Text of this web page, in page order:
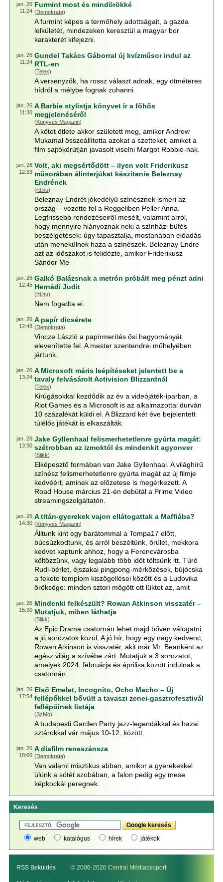
jan. 26
11:24
Furmint most és mindörökké
(Demokrata)
A furmint képes a termőhely adottságait, a gazda
lelkületét, mindezeken keresztül a magyar bor
karakterét kifejezni.
jan. 26
11:24
Gundel Takács Gáborral új kvízműsor indul az
RTL-en
(Telex)
A versenyzők, ha rossz választ adnak, egy ötméteres
hídról a mélybe fognak zuhanni.
jan. 26
11:30
A Barbie stylistja könyvet ír a főhős
megjelenéséről
(Könyves Magazin)
A kötet ötlete akkor született meg, amikor Andrew
Mukamal összeállította azokat a szetteket, amiket a
film sajtókörútján javasolt viselni Margot Robbie-nak.
jan. 26
12:33
Volt, aki megsértődött – ilyen volt Friderikusz
műsorában álinterjúkat készítenie Beleznay
Endrének
(rtl.hu)
Beleznay Endrét jókedélyű színésznek ismeri az
ország – vezette fel a Reggeliben Peller Anna.
Legfrissebb rendezéseiről mesélt, valamint arról,
hogy mennyire hiányoznak neki a színházi büfés
beszélgetések: úgy tapasztalja, mostanában előadás
után menekülnek haza a színészek. Beleznay Endre
azt az időszakot is felidézte, amikor Friderikusz
Sándor Me
jan. 26
12:45
Galkó Balázsnak a metrón próbált meg pénzt adni
Hernádi Judit
(rtl.hu)
Nem fogadta el.
jan. 26
12:48
A papír dicsérete
(Demokrata)
Vincze László a papírmerítés ősi hagyományát
elevenítette fel. A mester szentendrei műhelyében
jártunk.
jan. 26
13:24
A Microsoft máris leépítéseket jelentett be a
tavaly felvásárolt Activision Blizzardnál
(Telex)
Kirúgásokkal kezdődik az év a videójáték-iparban, a
Riot Games és a Microsoft is az alkalmazottai durván
10 százalékát küldi el. A Blizzard két éve bejelentett
túlélős játékát is elkaszálták.
jan. 26
13:30
Jake Gyllenhaal felismerhetetlenre gyúrta magát:
szétrobban az izmoktól és mindenkit agyonver
(Blikk)
Elképesztő formában van Jake Gyllenhaal. A világhírű
színész felismerhetetlenre gyúrta magát az új filmje
kedvéért, aminek az előzetese is megérkezett. A
Road House március 21-én debütál a Prime Video
streamingszolgáltatón.
jan. 26
14:30
A titán-gyerekek vajon ellátogattak a Maffiába?
(Könyves Magazin)
Álltunk kint egy barátommal a Tompa17 előtt,
búcsúzkodtunk, és arról beszéltünk, őrület, mekkora
kedvet kaptunk ahhoz, hogy a Ferencvárosba
költözzünk, vagy legalább több időt töltsünk itt. Túró
Rudi-bérlet, éjszakai pingpong-mérkőzések, bújócska
a fekete templom kiszögellései között és a Ludovika
öröksége: minden sztori mögött ott lüktet az, amit
jan. 26
15:30
Mindenki felkészült? Rowan Atkinson visszatér –
Mutatjuk, miben láthatja
(Blikk)
Az Epic Drama csatornán lehet majd bőven válogatni
a jó sorozatok közül. A jó hír, hogy egy nagy kedvenc,
Rowan Atkinson is visszatér, akit már Mr. Beanként az
egész világ a szívébe zárt. Mutatjuk a 3 sorozatot,
amelyek 2024. februárja és áprilisa között indulnak a
csatornán.
jan. 26
17:54
Első Emelet, Incognito, Ocho Macho – Új
fellépőkkel bővült a tavaszi zenei-gasztrofesztivál
fellépőinek listája
(SzMo)
A budapesti Garden Party jazz-legendákkal és hazai
sztárokkal vár május 10-12. között.
jan. 26
18:00
A diafilm reneszánsza
(Demokrata)
Van valami misztikus abban, amikor a gyerekekkel
ülünk a sötét szobában, a falon pedig egy mese
képkockái peregnek.
Keresés
web katalógus hírek játékok
RSS Beküldés © 2006-2020 Central Médiacsoport